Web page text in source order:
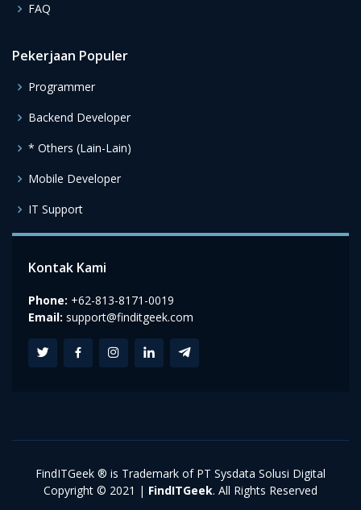
FAQ
Pekerjaan Populer
Programmer
Backend Developer
* Others (Lain-Lain)
Mobile Developer
IT Support
Kontak Kami
Phone: +62-813-8171-0019
Email: support@finditgeek.com
FindITGeek ® is Trademark of PT Sysdata Solusi Digital
Copyright © 2021 | FindITGeek. All Rights Reserved